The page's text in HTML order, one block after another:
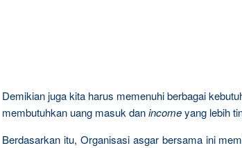
Demikian juga kita harus memenuhi berbagai
membutuhkan uang masuk danincomeyang lebih
Berdasarkan itu, Organisasi asgar bersama ini